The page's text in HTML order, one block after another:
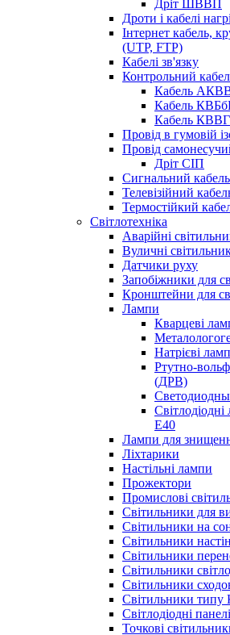
Дріт ШВВП
Дроти і кабелі
Інтернет кабель,
(UTP, FTP)
Кабелі зв'язку
Контрольний
Кабель
Кабель
Кабель КВВГ
Провід в гумовій
Провід
Дріт СІП
Сигнальний кабель
Телевізійний
Термостійкий
Світлотехніка
Аварійні
Вуличні
Датчики руху
Запобіжники для
Кронштейни для
Лампи
Кварцеві
Натрієві
Ртутно-
(ДРВ)
E40
Лампи для
Ліхтарики
Настільні лампи
Прожектори
Промислові
Світильники для
Світильники на
Світильники
Світильники
Світильники
Світильники
Світильники типу
Світлодіодні панелі
Точкові